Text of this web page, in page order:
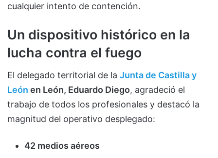
cualquier intento de contención.
Un dispositivo histórico en la
lucha contra el fuego
El delegado territorial de la Junta de Castilla y
León en León, Eduardo Diego, agradeció el
trabajo de todos los profesionales y destacó la
magnitud del operativo desplegado:
42 medios aéreos